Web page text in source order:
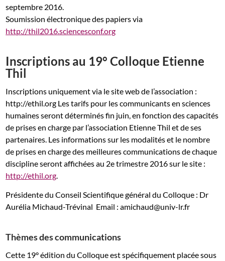
septembre 2016.
Soumission électronique des papiers via
http://thil2016.sciencesconf.org
Inscriptions au 19° Colloque Etienne
Thil
Inscriptions uniquement via le site web de l’association :
http://ethil.org Les tarifs pour les communicants en sciences
humaines seront déterminés fin juin, en fonction des capacités
de prises en charge par l’association Etienne Thil et de ses
partenaires. Les informations sur les modalités et le nombre
de prises en charge des meilleures communications de chaque
discipline seront affichées au 2e trimestre 2016 sur le site :
http://ethil.org.
Présidente du Conseil Scientifique général du Colloque : Dr
Aurélia Michaud-Trévinal Email : amichaud@univ-lr.fr
Thèmes des communications
Cette 19° édition du Colloque est spécifiquement placée sous